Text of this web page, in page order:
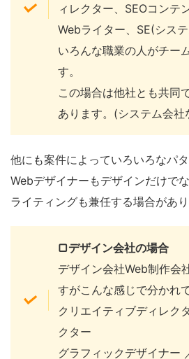
ィレクター、SEOコンテ
Webライター、SE(シス
いろんな職業の人がチー
す。
この場合は他社とも共同
あります。(システム会社
他にも案件によっていろいろなパタ
Webデザイナーもデザインだけで
ライティングも兼任する場合があり
▢デザイン会社の場合
デザイン会社Web制作会
すがこんな感じで分かれ
クリエイティブディレク
クター
グラフィックデザイナー